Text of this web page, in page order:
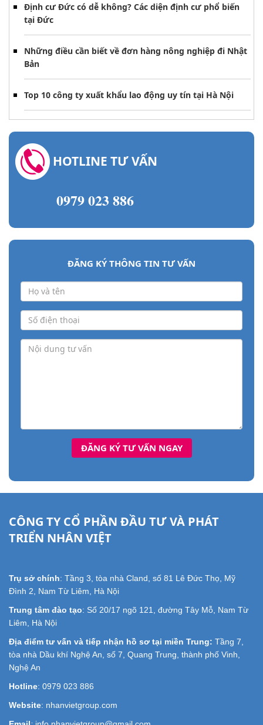
Định cư Đức có dễ không? Các diện định cư phổ biến
tại Đức
Những điều cần biết về đơn hàng nông nghiệp đi Nhật
Bản
Top 10 công ty xuất khẩu lao động uy tín tại Hà Nội
HOTLINE TƯ VẤN
0979 023 886
ĐĂNG KÝ THÔNG TIN TƯ VẤN
CÔNG TY CỔ PHẦN ĐẦU TƯ VÀ PHÁT
TRIỂN NHÂN VIỆT
Trụ sở chính: Tầng 3, tòa nhà Cland, số 81 Lê Đức Thọ, Mỹ
Đình 2, Nam Từ Liêm, Hà Nội
Trung tâm đào tạo: Số 20/17 ngõ 121, đường Tây Mỗ, Nam Từ
Liêm, Hà Nội
Địa điểm tư vấn và tiếp nhận hồ sơ tại miền Trung: Tầng 7,
tòa nhà Dầu khí Nghệ An, số 7, Quang Trung, thành phố Vinh,
Nghệ An
Hotline: 0979 023 886
Website: nhanvietgroup.com